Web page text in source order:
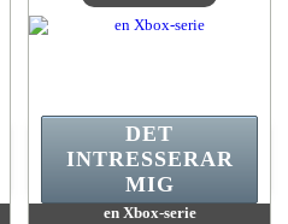
en Xbox-serie
DET
INTRESSERAR
MIG